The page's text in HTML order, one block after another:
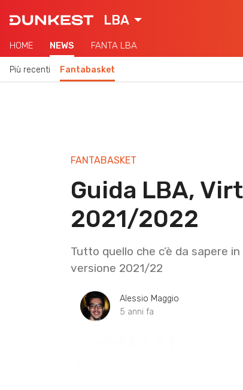
LBA
HOME NEWS FANTA LBA
Più recenti Fantabasket
FANTABASKET
Guida LBA,
2021/2022
Tutto quello che c’è da sapere
versione 2021/22
Alessio Maggio
5 anni fa